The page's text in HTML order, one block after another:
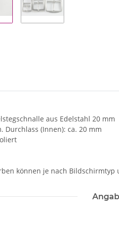
aus Edelstahl 20 mm
Durchlass (Innen): ca. 20 mm
können je nach